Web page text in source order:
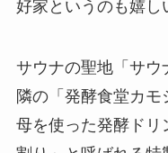
好家というのも嬉し
サウナの聖地「サウ
隣の「発酵食堂カ
母を使った発酵ドリ